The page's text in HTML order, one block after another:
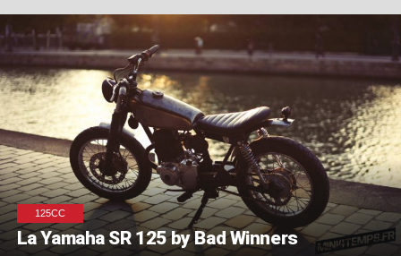
125CC
La Yamaha SR 125 by Bad Winners